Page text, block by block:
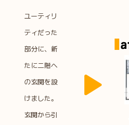
ユーティリ
ティだった
部分に、新
たに二階へ
の玄関を設
けました。
玄関から引